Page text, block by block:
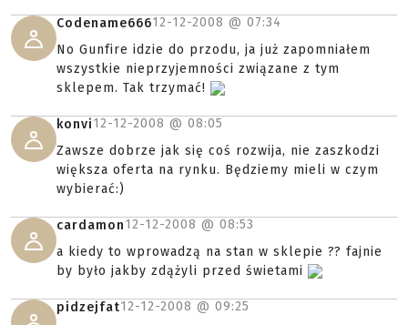
Codename66612-12-2008 @ 07:34
No Gunfire idzie do przodu, ja już zapomniałem
wszystkie nieprzyjemności związane z tym
sklepem. Tak trzymać!
konvi12-12-2008 @ 08:05
Zawsze dobrze jak się coś rozwija, nie zaszkodzi
większa oferta na rynku. Będziemy mieli w czym
wybierać:)
cardamon12-12-2008 @ 08:53
a kiedy to wprowadzą na stan w sklepie ?? fajnie
by było jakby zdążyli przed świetami
pidzejfat12-12-2008 @ 09:25